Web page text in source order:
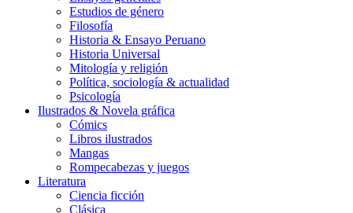
Estudios de género
Filosofía
Historia & Ensayo Peruano
Historia Universal
Mitología y religión
Política, sociología & actualidad
Psicología
Ilustrados & Novela gráfica
Cómics
Libros ilustrados
Mangas
Rompecabezas y juegos
Literatura
Ciencia ficción
Clásica